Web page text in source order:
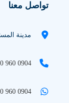
تواصل معنا
مدينة
960 0904
960 0904